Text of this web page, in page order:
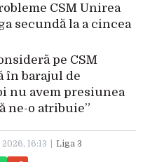
CSM Unirea
secundă la a cincea
pe CSM
în barajul de
nu avem presiunea
ne-o atribuie”
16:13 Liga 3